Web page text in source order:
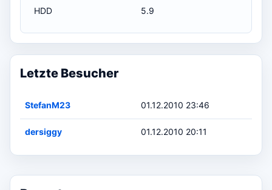
HDD 5.9
Letzte Besucher
StefanM23 01.12.2010 23:46
dersiggy 01.12.2010 20:11